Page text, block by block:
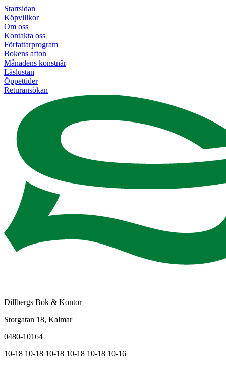
Startsidan
Köpvillkor
Om oss
Kontakta oss
Författarprogram
Bokens afton
Månadens konstnär
Läslustan
Öppettider
Returansökan
Dillbergs Bok & Kontor
Storgatan 18, Kalmar
0480-10164
10-18 10-18 10-18 10-18 10-18 10-16